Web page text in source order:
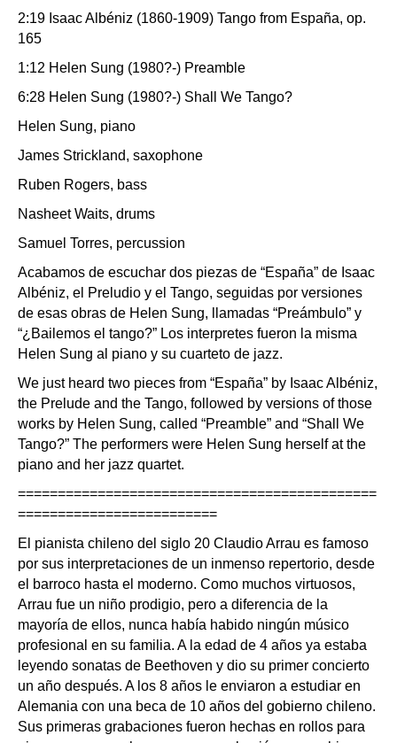
2:19 Isaac Albéniz (1860-1909) Tango from España, op.
165
1:12 Helen Sung (1980?-) Preamble
6:28 Helen Sung (1980?-) Shall We Tango?
Helen Sung, piano
James Strickland, saxophone
Ruben Rogers, bass
Nasheet Waits, drums
Samuel Torres, percussion
Acabamos de escuchar dos piezas de “España” de Isaac
Albéniz, el Preludio y el Tango, seguidas por versiones
de esas obras de Helen Sung, llamadas “Preámbulo” y
“¿Bailemos el tango?” Los interpretes fueron la misma
Helen Sung al piano y su cuarteto de jazz.
We just heard two pieces from “España” by Isaac Albéniz,
the Prelude and the Tango, followed by versions of those
works by Helen Sung, called “Preamble” and “Shall We
Tango?” The performers were Helen Sung herself at the
piano and her jazz quartet.
=============================================
=========================
El pianista chileno del siglo 20 Claudio Arrau es famoso
por sus interpretaciones de un inmenso repertorio, desde
el barroco hasta el moderno. Como muchos virtuosos,
Arrau fue un niño prodigio, pero a diferencia de la
mayoría de ellos, nunca había habido ningún músico
profesional en su familia. A la edad de 4 años ya estaba
leyendo sonatas de Beethoven y dio su primer concierto
un año después. A los 8 años le enviaron a estudiar en
Alemania con una beca de 10 años del gobierno chileno.
Sus primeras grabaciones fueron hechas en rollos para